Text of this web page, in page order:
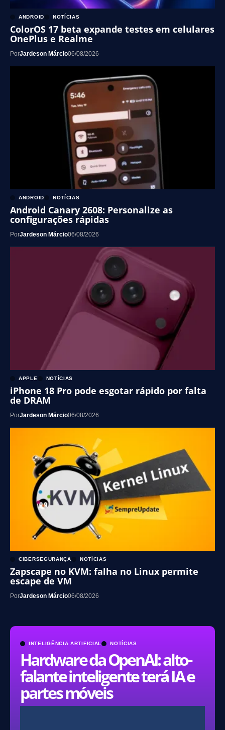
INTELIGÊNCIA ARTIFICIAL NOTÍCIAS
Hardware da OpenAI: alto-
falante inteligente terá IA e
partes móveis
ANDROID NOTÍCIAS
ColorOS 17 beta expande testes em celulares
OnePlus e Realme
PorJardeson Márcio06/08/2026
ANDROID NOTÍCIAS
Android Canary 2608: Personalize as
configurações rápidas
PorJardeson Márcio06/08/2026
APPLE NOTÍCIAS
iPhone 18 Pro pode esgotar rápido por falta
de DRAM
PorJardeson Márcio06/08/2026
CIBERSEGURANÇA NOTÍCIAS
Zapscape no KVM: falha no Linux permite
escape de VM
PorJardeson Márcio06/08/2026